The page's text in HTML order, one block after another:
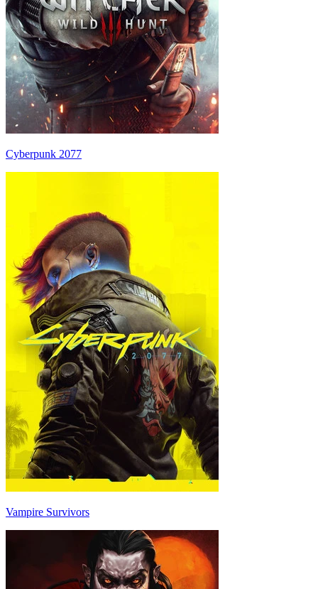
Cyberpunk 2077
Vampire Survivors